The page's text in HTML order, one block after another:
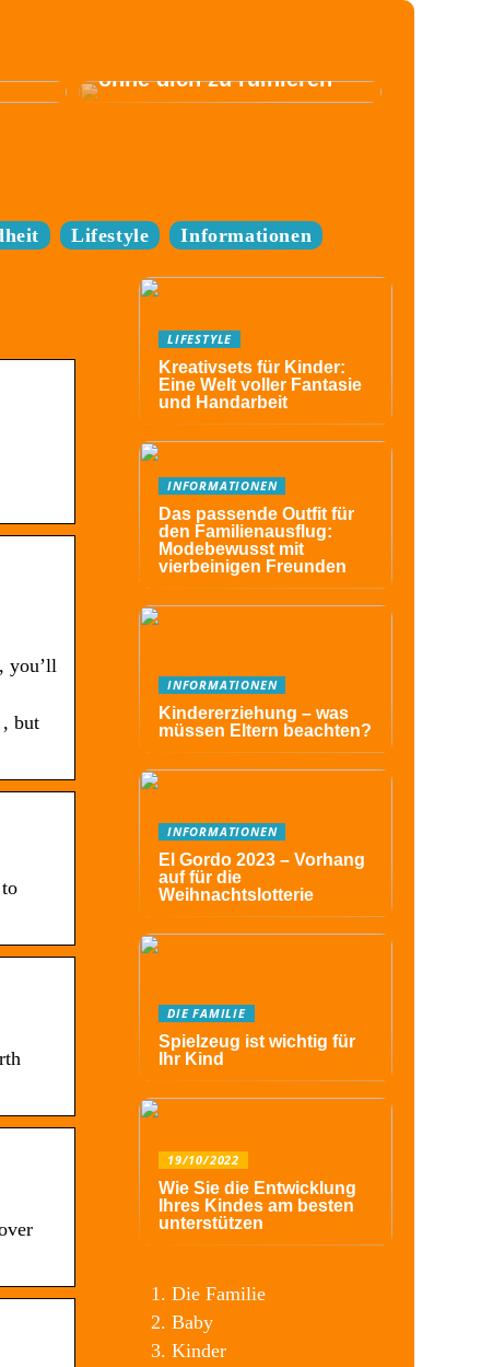
ohne dich zu ruinieren
Lifestyle Informationen
you’ll
, but
LIFESTYLE
Kreativsets für Kinder:
Eine Welt voller Fantasie
und Handarbeit
INFORMATIONEN
Das passende Outfit für
den Familienausflug:
Modebewusst mit
vierbeinigen Freunden
INFORMATIONEN
Kindererziehung – was
müssen Eltern beachten?
INFORMATIONEN
El Gordo 2023 – Vorhang
auf für die
Weihnachtslotterie
DIE FAMILIE
Spielzeug ist wichtig für
Ihr Kind
19/10/2022
Wie Sie die Entwicklung
Ihres Kindes am besten
unterstützen
Die Familie
Baby
Kinder